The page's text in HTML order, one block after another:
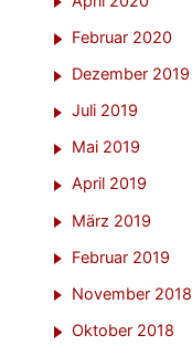
Februar 2020
Dezember 2019
Juli 2019
Mai 2019
April 2019
März 2019
Februar 2019
November 2018
Oktober 2018